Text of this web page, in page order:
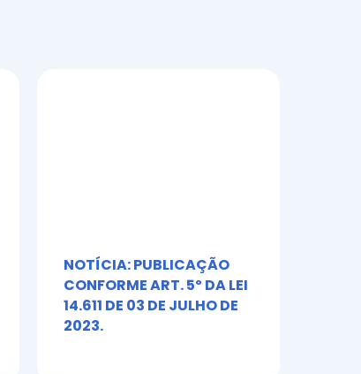
NOTÍCIA: PUBLICAÇÃO
CONFORME ART. 5º DA LEI
14.611 DE 03 DE JULHO DE
2023.